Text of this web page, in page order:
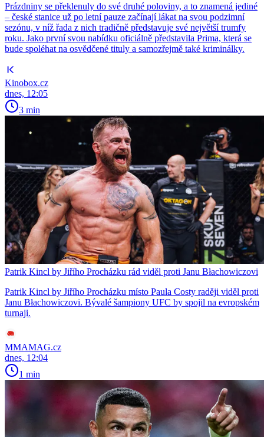
Prázdniny se překlenuly do své druhé poloviny, a to znamená jediné
– české stanice už po letní pauze začínají lákat na svou podzimní
sezónu, v níž řada z nich tradičně představuje své největší trumfy
roku. Jako první svou nabídku oficiálně představila Prima, která se
bude spoléhat na osvědčené tituly a samozřejmě také kriminálky.
Kinobox.cz
dnes, 12:05
3 min
Patrik Kincl by Jiřího Procházku rád viděl proti Janu Błachowiczovi
Patrik Kincl by Jiřího Procházku místo Paula Costy raději viděl proti
Janu Błachowiczovi. Bývalé šampiony UFC by spojil na evropském
turnaji.
MMAMAG.cz
dnes, 12:04
1 min